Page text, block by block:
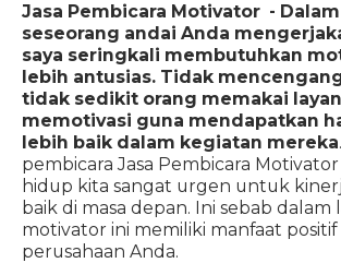
Jasa Pembicara Motivator -
seseorang andai Anda
saya seringkali membutuhkan
lebih antusias. Tidak
tidak sedikit orang memakai
memotivasi guna mendapatkan
lebih baik dalam kegiatan mereka
pembicara Jasa Pembicara
hidup kita sangat urgen untuk
baik di masa depan. Ini sebab dalam
motivator ini memiliki manfaat positif
perusahaan Anda.